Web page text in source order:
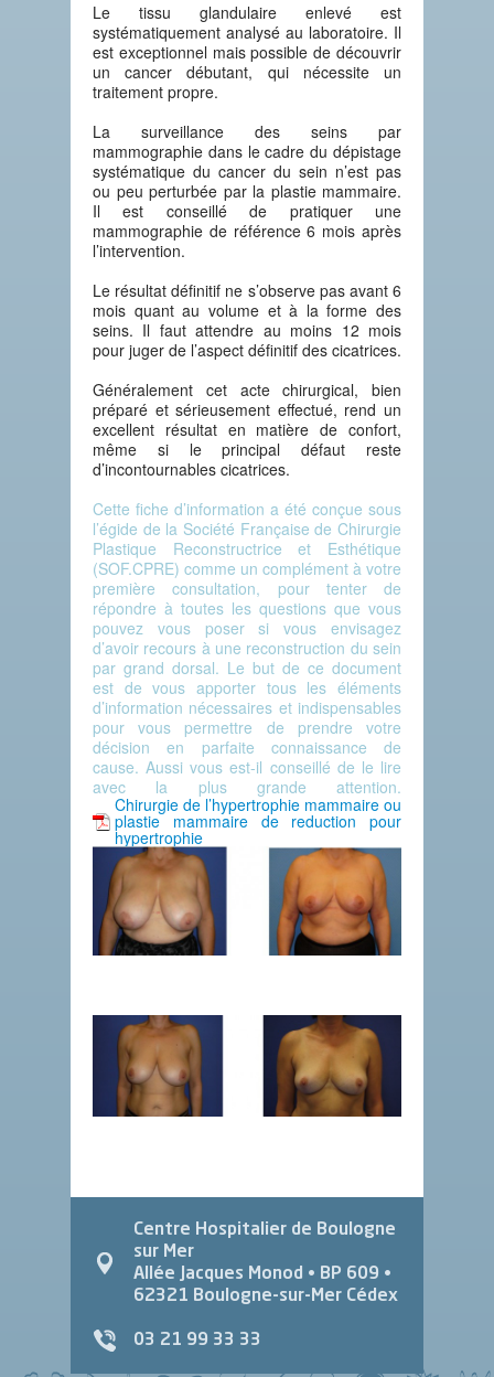
Le tissu glandulaire enlevé est
systématiquement analysé au laboratoire. Il
est exceptionnel mais possible de découvrir
un cancer débutant, qui nécessite un
traitement propre.
La surveillance des seins par
mammographie dans le cadre du dépistage
systématique du cancer du sein n’est pas
ou peu perturbée par la plastie mammaire.
Il est conseillé de pratiquer une
mammographie de référence 6 mois après
l’intervention.
Le résultat définitif ne s’observe pas avant 6
mois quant au volume et à la forme des
seins. Il faut attendre au moins 12 mois
pour juger de l’aspect définitif des cicatrices.
Généralement cet acte chirurgical, bien
préparé et sérieusement effectué, rend un
excellent résultat en matière de confort,
même si le principal défaut reste
d’incontournables cicatrices.
Cette fiche d’information a été conçue sous
l’égide de la Société Française de Chirurgie
Plastique Reconstructrice et Esthétique
(SOF.CPRE) comme un complément à votre
première consultation, pour tenter de
répondre à toutes les questions que vous
pouvez vous poser si vous envisagez
d’avoir recours à une reconstruction du sein
par grand dorsal. Le but de ce document
est de vous apporter tous les éléments
d’information nécessaires et indispensables
pour vous permettre de prendre votre
décision en parfaite connaissance de
cause. Aussi vous est-il conseillé de le lire
avec la plus grande attention.
Chirurgie de l’hypertrophie mammaire ou
plastie mammaire de reduction pour
hypertrophie
Centre Hospitalier de Boulogne
sur Mer
Allée Jacques Monod • BP 609 •
62321 Boulogne-sur-Mer Cédex
03 21 99 33 33